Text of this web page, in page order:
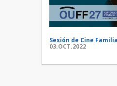
Sesión de Cine
03.OCT.2022